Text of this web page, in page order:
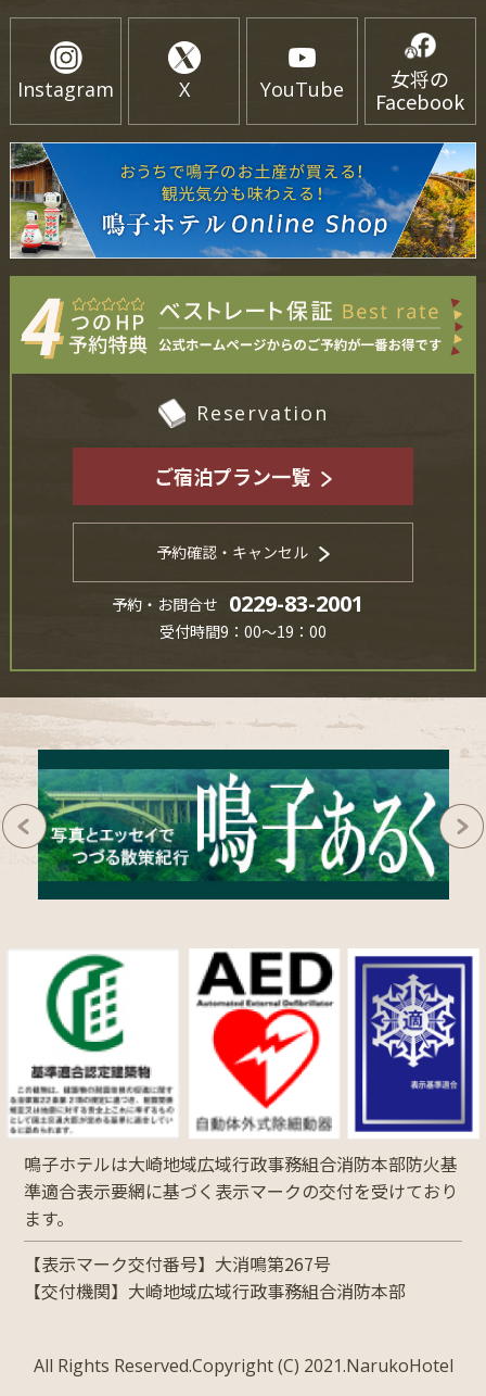
Instagram X YouTube
女将の
Facebook
Reservation
ご宿泊プラン一覧
予約確認・キャンセル
予約・お問合せ 0229-83-2001
受付時間9：00～19：00
鳴子ホテルは大崎地域広域行政事務組合消防本部防火基
準適合表示要網に基づく表示マークの交付を受けており
ます。
【表示マーク交付番号】大消鳴第267号
【交付機関】大崎地域広域行政事務組合消防本部
All Rights Reserved.Copyright (C) 2021.NarukoHotel